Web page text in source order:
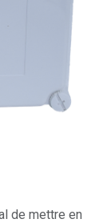
de mettre en